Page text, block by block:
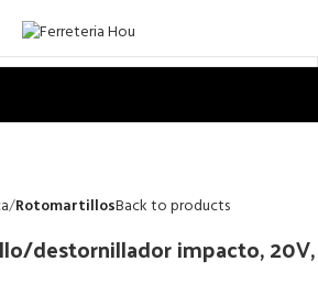
RotomartillosBack to products
destornillador impacto, 20V,